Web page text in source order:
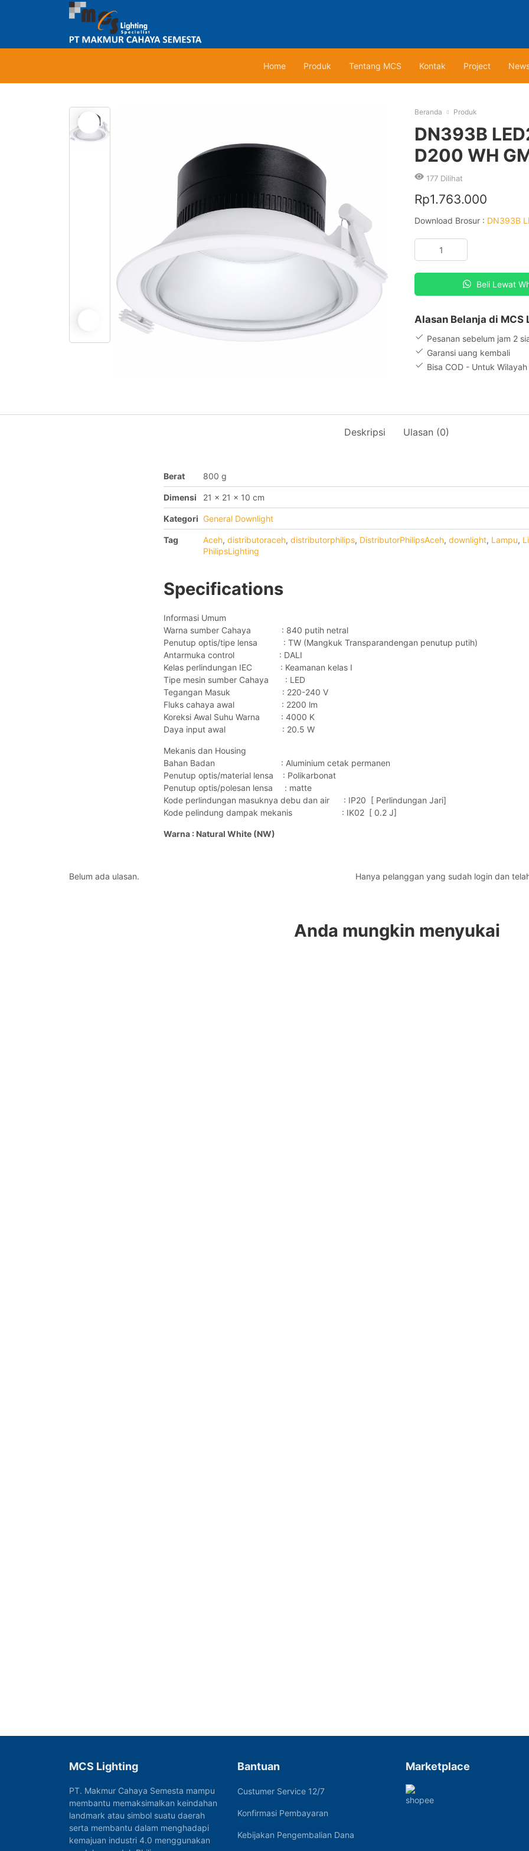
Home Produk Tentang MCS Kontak Project
Beranda Produk
DN393B
D200 WH
177 Dilihat
Rp1.763.000
Download Brosur : DN393B
DN393B
D200
GM
Beli Lewat
Alasan Belanja di MCS
Pesanan sebelum jam 2
Garansi uang kembali
Bisa COD - Untuk
Deskripsi Ulasan (0)
Berat 800 g
Dimensi 21 × 21 × 10 cm
Kategori General Downlight
Tag Aceh, distributoraceh, distributorphilips, DistributorPhilipsAceh, downlight, Lampu,
PhilipsLighting
Specifications
Informasi Umum
Warna sumber Cahaya : 840 putih netral
Penutup optis/tipe lensa : TW (Mangkuk Transparandengan penutup putih)
Antarmuka control : DALI
Kelas perlindungan IEC : Keamanan kelas I
Tipe mesin sumber Cahaya : LED
Tegangan Masuk : 220-240 V
Fluks cahaya awal : 2200 lm
Koreksi Awal Suhu Warna : 4000 K
Daya input awal : 20.5 W
Mekanis dan Housing
Bahan Badan : Aluminium cetak permanen
Penutup optis/material lensa : Polikarbonat
Penutup optis/polesan lensa : matte
Kode perlindungan masuknya debu dan air : IP20 [ Perlindungan Jari]
Kode pelindung dampak mekanis : IK02 [ 0.2 J]
Warna : Natural White (NW)
Belum ada ulasan. Hanya pelanggan yang sudah login dan
Anda mungkin menyukai
MCS Lighting
PT. Makmur Cahaya Semesta mampu
membantu memaksimalkan keindahan
landmark atau simbol suatu daerah
serta membantu dalam menghadapi
kemajuan industri 4.0 menggunakan
Bantuan
Custumer Service 12/7
Konfirmasi Pembayaran
Kebijakan Pengembalian Dana
Marketplace